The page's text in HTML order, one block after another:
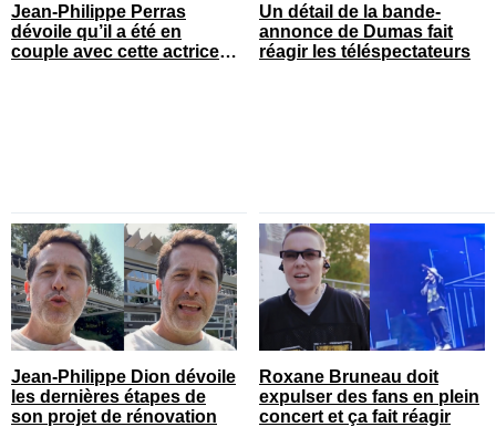
Jean-Philippe Perras
dévoile qu’il a été en
couple avec cette actrice
Un détail de la bande-
annonce de Dumas fait
réagir les téléspectateurs
Jean-Philippe Dion dévoile
les dernières étapes de
son projet de rénovation
Roxane Bruneau doit
expulser des fans en plein
concert et ça fait réagir